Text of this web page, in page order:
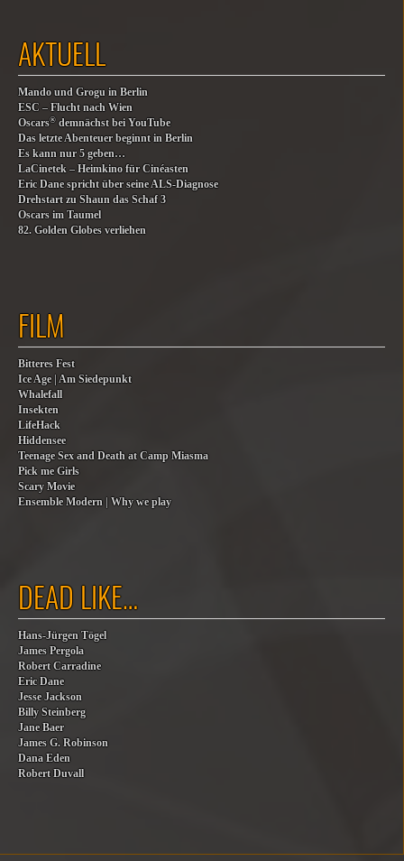
AKTUELL
Mando und Grogu in Berlin
ESC – Flucht nach Wien
Oscars® demnächst bei YouTube
Das letzte Abenteuer beginnt in Berlin
Es kann nur 5 geben…
LaCinetek – Heimkino für Cinéasten
Eric Dane spricht über seine ALS-Diagnose
Drehstart zu Shaun das Schaf 3
Oscars im Taumel
82. Golden Globes verliehen
FILM
Bitteres Fest
Ice Age | Am Siedepunkt
Whalefall
Insekten
LifeHack
Hiddensee
Teenage Sex and Death at Camp Miasma
Pick me Girls
Scary Movie
Ensemble Modern | Why we play
DEAD LIKE…
Hans-Jürgen Tögel
James Pergola
Robert Carradine
Eric Dane
Jesse Jackson
Billy Steinberg
Jane Baer
James G. Robinson
Dana Eden
Robert Duvall